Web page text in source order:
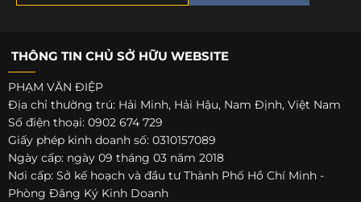
THÔNG TIN CHỦ SỞ HỮU WEBSITE
PHẠM VĂN ĐIỆP
Địa chỉ thường trú: Hải Minh, Hải Hậu, Nam Định, Việt Nam
Số điện thoại: 0902 674 729
Giấy phép kinh doanh số: 0310157089
Ngày cấp: ngày 09 tháng 03 năm 2018
Nơi cấp: Sở kế hoạch và đầu tư Thành Phố Hồ Chí Minh -
Phòng Đăng Ký Kinh Doanh